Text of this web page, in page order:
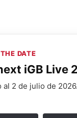
DATE
iGB Live
al 2 de julio de